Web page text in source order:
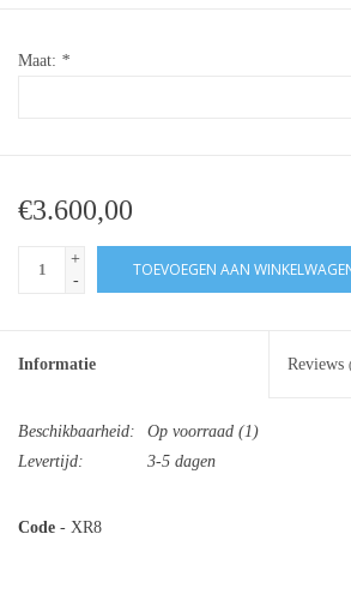
Maat: *
€3.600,00
+
-
TOEVOEGEN AAN
Informatie Reviews
Beschikbaarheid: Op voorraad (1)
Levertijd:
3-5 dagen
Code - XR8